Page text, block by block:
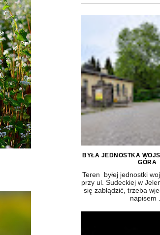
BYŁA JEDNOSTKA
GÓRA
Teren byłej jednostki
przy ul. Sudeckiej w
się zabłądzić, trzeba
napisem ...